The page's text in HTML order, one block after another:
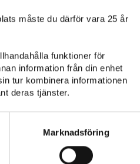
måste du därför vara 25 år
funktioner för
information från din enhet
tur kombinera informationen
deras tjänster.
Marknadsföring
Fågel Plockmat